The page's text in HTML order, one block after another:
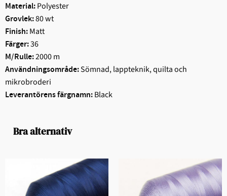
Material:Polyester
Grovlek:80 wt
Finish:Matt
Färger:36
M/Rulle:2000 m
Användningsområde:Sömnad, lappteknik, quilta och
mikrobroderi
Leverantörens färgnamn:Black
Bra alternativ